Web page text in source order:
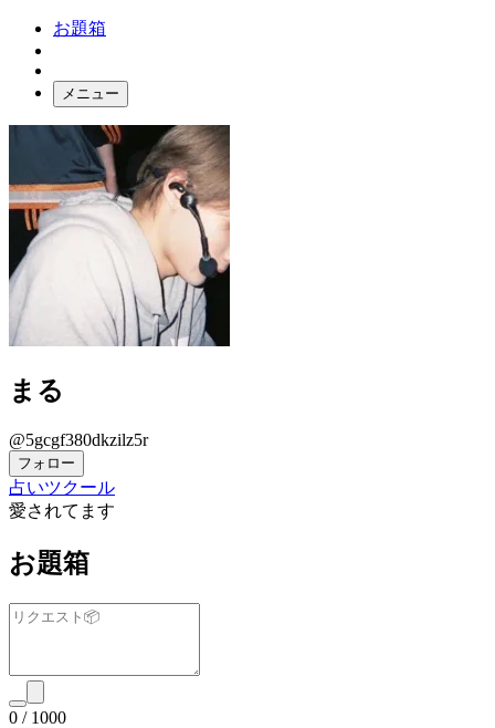
お題箱
メニュー
お題ガチャ
ログイン
まる
@5gcgf380dkzilz5r
フォロー
占いツクール
愛されてます
お題箱
0 / 1000